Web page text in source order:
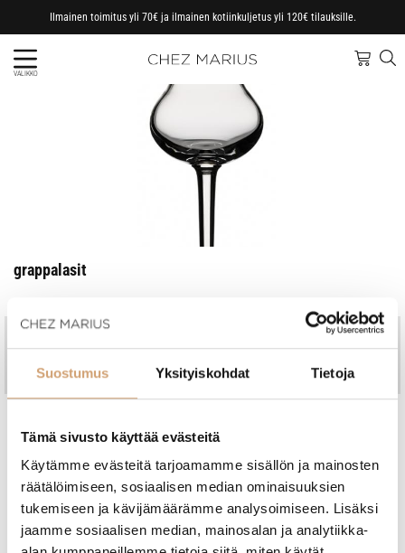
Suostumus Yksityiskohdat Tietoja
Tämä sivusto käyttää evästeitä
Käytämme evästeitä tarjoamamme sisällön ja mainosten
räätälöimiseen, sosiaalisen median ominaisuuksien
tukemiseen ja kävijämäärämme analysoimiseen. Lisäksi
jaamme sosiaalisen median, mainosalan ja analytiikka-
Ilmainen toimitus yli 70€ ja ilmainen kotiinkuljetus yli 120€ tilauksille.
VALIKKO
grappalasit
Jo vuodesta 1997
Kotimainen perheyritys
varastosta
Etusivu/ Tuotteet avainsanalla “grappalasit”
Näytetään ainoa tulos